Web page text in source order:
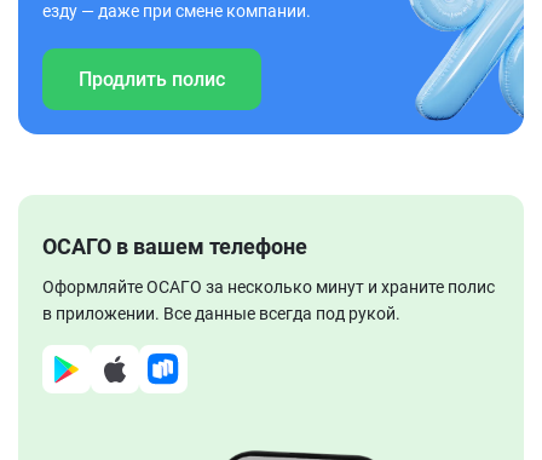
езду — даже при смене компании.
Продлить полис
ОСАГО в вашем телефоне
Оформляйте ОСАГО за несколько минут и храните полис
в приложении. Все данные всегда под рукой.